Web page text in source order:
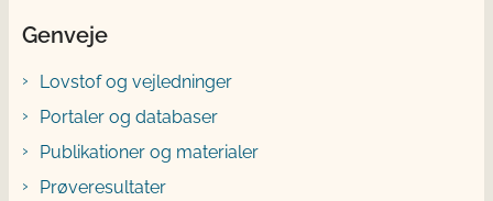
Genveje
Lovstof og vejledninger
Portaler og databaser
Publikationer og materialer
Prøveresultater